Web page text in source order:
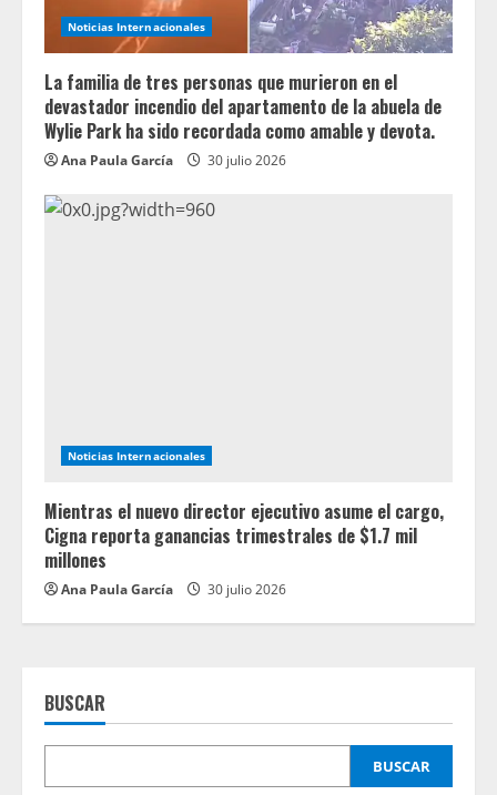
Noticias Internacionales
La familia de tres personas que murieron en el
devastador incendio del apartamento de la abuela de
Wylie Park ha sido recordada como amable y devota.
Ana Paula García 30 julio 2026
Noticias Internacionales
Mientras el nuevo director ejecutivo asume el cargo,
Cigna reporta ganancias trimestrales de $1.7 mil
millones
Ana Paula García 30 julio 2026
BUSCAR
BUSCAR